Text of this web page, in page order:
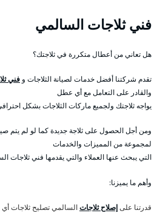
فني ثلاجات السالمي
هل تعاني من أعطال متكررة في ثلاجتك؟
تقدم شركتنا أفضل خدمات لصيانة الثلاجات و فني
والقادر على التعامل مع أي عطل
يواجه ثلاجتك ولجميع ماركات الثلاجات بشكل
ومن أجل الحصول على ثلاجة جديدة كما لو لم يتم
لمجموعة من المميزات والخدمات
التي يبحث عنها العملاء والتي يقدمها فني ثلاجات
وأهم ما يميزنا:
قدرتنا علىإصلاح ثلاجاتالسالمي تصليح ثلاجات